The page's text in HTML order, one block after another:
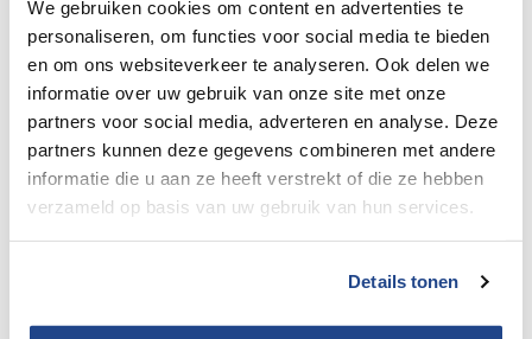
We gebruiken cookies om content en advertenties te
personaliseren, om functies voor social media te bieden
en om ons websiteverkeer te analyseren. Ook delen we
informatie over uw gebruik van onze site met onze
partners voor social media, adverteren en analyse. Deze
partners kunnen deze gegevens combineren met andere
informatie die u aan ze heeft verstrekt of die ze hebben
verzameld op basis van uw gebruik van hun services.
Details tonen